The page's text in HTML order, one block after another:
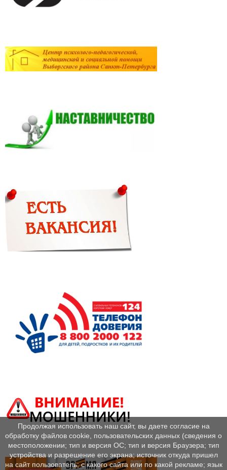
Продолжая использовать наш сайт, вы даете согласие на
обработку файлов cookie, пользовательских данных (сведения о
местоположении; тип и версия ОС; тип и версия Браузера; тип
устройства и разрешение его экрана; источник откуда пришел
на сайт пользователь; с какого сайта или по какой рекламе; язык